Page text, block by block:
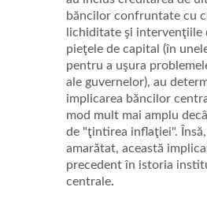
băncilor confruntate cu
lichiditate şi intervenţiile
pieţele de capital (în
pentru a uşura
ale guvernelor), au
implicarea băncilor
mod mult mai amplu
de "ţintirea inflaţiei". Însă,
amarătat, această
precedent în istoria
centrale.